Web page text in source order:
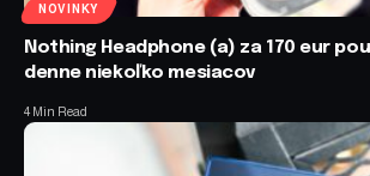
NOVINKY
Nothing Headphone (a) za 170 eur
denne niekoľko mesiacov
4 Min Read